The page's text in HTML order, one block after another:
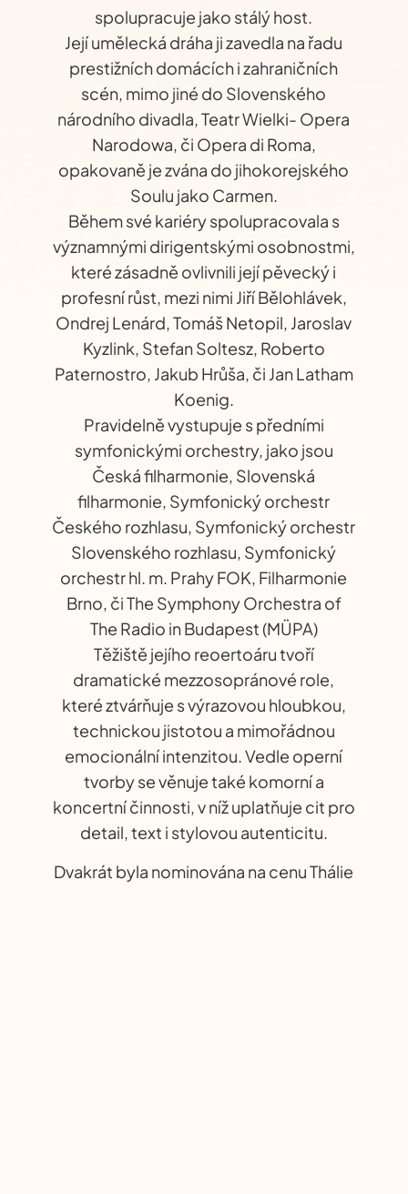
spolupracuje jako stálý host.
Její umělecká dráha ji zavedla na řadu
prestižních domácích i zahraničních
scén, mimo jiné do Slovenského
národního divadla, Teatr Wielki- Opera
Narodowa, či Opera di Roma,
opakovaně je zvána do jihokorejského
Soulu jako Carmen.
Během své kariéry spolupracovala s
významnými dirigentskými osobnostmi,
které zásadně ovlivnili její pěvecký i
profesní růst, mezi nimi Jiří Bělohlávek,
Ondrej Lenárd, Tomáš Netopil, Jaroslav
Kyzlink, Stefan Soltesz, Roberto
Paternostro, Jakub Hrůša, či Jan Latham
Koenig.
Pravidelně vystupuje s předními
symfonickými orchestry, jako jsou
Česká filharmonie, Slovenská
filharmonie, Symfonický orchestr
Českého rozhlasu, Symfonický orchestr
Slovenského rozhlasu, Symfonický
orchestr hl. m. Prahy FOK, Filharmonie
Brno, či The Symphony Orchestra of
The Radio in Budapest (MÜPA)
Těžiště jejího reoertoáru tvoří
dramatické mezzosopránové role,
které ztvárňuje s výrazovou hloubkou,
technickou jistotou a mimořádnou
emocionální intenzitou. Vedle operní
tvorby se věnuje také komorní a
koncertní činnosti, v níž uplatňuje cit pro
detail, text i stylovou autenticitu.
Dvakrát byla nominována na cenu Thálie